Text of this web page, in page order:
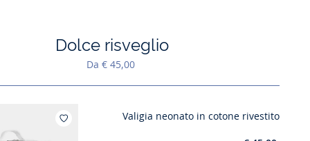
Aggiungi ai miei preferiti : Dolce risveglio
Dolce risveglio
Da € 45,00
Aggiungi ai miei preferiti : Valigia
Valigia neonato in cotone rivestito